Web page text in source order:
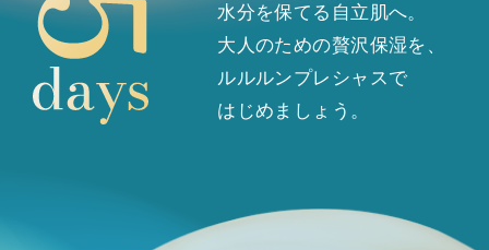
水分を保てる自立肌へ。
大人のための贅沢保湿を、
ルルルンプレシャスで
はじめましょう。